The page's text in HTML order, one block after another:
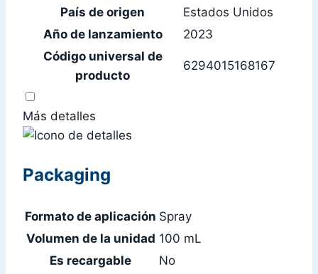
País de origen
Estados Unidos
Año de lanzamiento
2023
Código universal de
producto
6294015168167
Más detalles
Packaging
Formato de aplicación Spray
Volumen de la unidad 100 mL
Es recargable
No